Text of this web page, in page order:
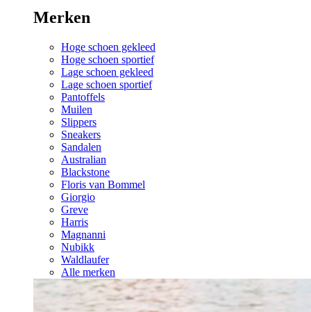
Merken
Hoge schoen gekleed
Hoge schoen sportief
Lage schoen gekleed
Lage schoen sportief
Pantoffels
Muilen
Slippers
Sneakers
Sandalen
Australian
Blackstone
Floris van Bommel
Giorgio
Greve
Harris
Magnanni
Nubikk
Waldlaufer
Alle merken